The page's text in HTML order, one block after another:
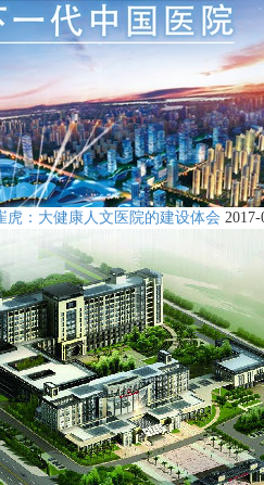
：大健康人文医院的建设体会 2017-